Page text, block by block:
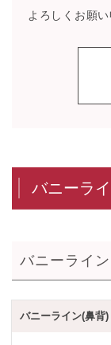
よろしくお願い
バニーラ
バニーライン
バニーライン(鼻背)